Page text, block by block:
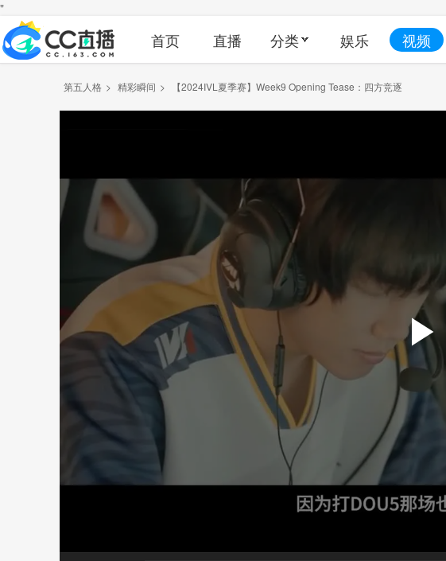
"
首页 直播 分类 娱乐 视频
第五人格 > 精彩瞬间 > 【2024IVL夏季赛】Week9 Opening Tease：四方竞逐